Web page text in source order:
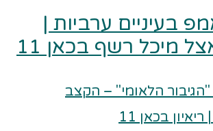
בעיניים ערביות |
מיכל רשף בכאן 11